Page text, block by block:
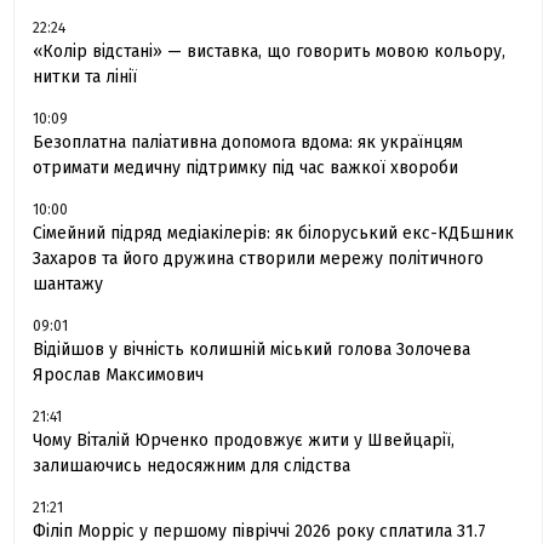
22:24
«Колір відстані» — виставка, що говорить мовою кольору,
нитки та лінії
10:09
Безоплатна паліативна допомога вдома: як українцям
отримати медичну підтримку під час важкої хвороби
10:00
Сімейний підряд медіакілерів: як білоруський екс-КДБшник
Захаров та його дружина створили мережу політичного
шантажу
09:01
Відійшов у вічність колишній міський голова Золочева
Ярослав Максимович
21:41
Чому Віталій Юрченко продовжує жити у Швейцарії,
залишаючись недосяжним для слідства
21:21
Філіп Морріс у першому півріччі 2026 року сплатила 31.7